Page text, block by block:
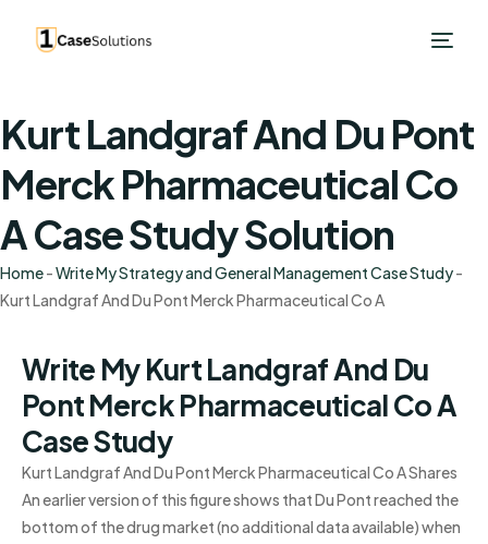
Kurt Landgraf And Du Pont
Merck Pharmaceutical Co
A Case Study Solution
Home-Write My Strategy and General Management Case Study-
Kurt Landgraf And Du Pont Merck Pharmaceutical Co A
Write My Kurt Landgraf And Du
Pont Merck Pharmaceutical Co A
Case Study
Kurt Landgraf And Du Pont Merck Pharmaceutical Co A Shares
An earlier version of this figure shows that Du Pont reached the
bottom of the drug market (no additional data available) when